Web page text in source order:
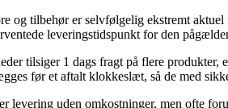
og tilbehør er selvfølgelig ekstremt
leveringstidspunkt for den
tilsiger 1 dags fragt på flere
før et aftalt klokkeslæt, så de med
levering uden omkostninger, men ofte